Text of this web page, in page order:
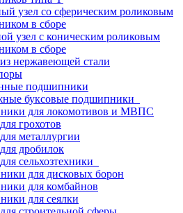
узел со сферическим роликовым
в сборе
узел с коническим роликовым
в сборе
нержавеющей стали
подшипники
буксовые подшипники
для локомотивов и МВПС
грохотов
металлургии
дробилок
сельхозтехники
для дисковых борон
для комбайнов
для сеялки